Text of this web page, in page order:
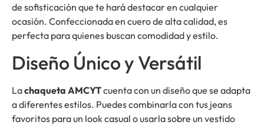
de sofisticación que te hará destacar en cualquier
ocasión. Confeccionada en cuero de alta calidad, es
perfecta para quienes buscan comodidad y estilo.
Diseño Único y Versátil
Lachaqueta AMCYTcuenta con un diseño que se adapta
a diferentes estilos. Puedes combinarla con tus jeans
favoritos para un look casual o usarla sobre un vestido